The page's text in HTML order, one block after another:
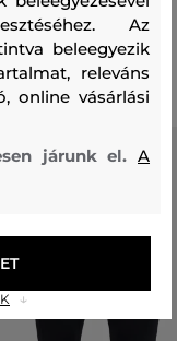
Az
beleegyezik
releváns
online vásárlási
járunk el.A